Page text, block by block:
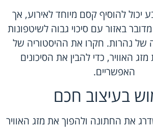
יכול להוסיף קסם מיוחד לאירוע, אך
באזור עם סיכוי גבוה לשיטפונות
של נהרות. חקרו את ההיסטוריה של
האוויר, כדי להבין את הסיכונים
האפשריים.
בעיצוב חכם
את החתונה ולהפוך את מזג האוויר